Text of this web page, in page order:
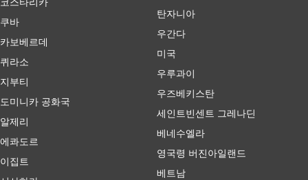
쿠바
카보베르데
퀴라소
지부티
도미니카 공화국
알제리
에콰도르
이집트
탄자니아
우간다
미국
우루과이
우즈베키스탄
세인트빈센트 그레나딘
베네수엘라
영국령 버진아일랜드
베트남